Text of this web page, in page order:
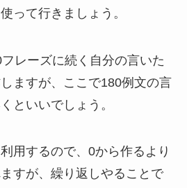
って行きましょう。
レーズに続く自分の言いた
ますが、ここで180例文の言
といいでしょう。
用するので、0から作るより
すが、繰り返しやることで